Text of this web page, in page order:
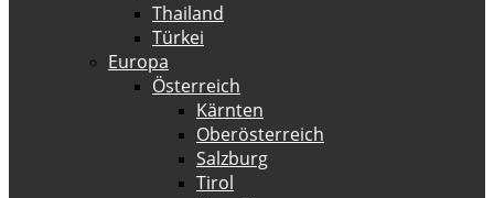
Thailand
Türkei
Europa
Österreich
Kärnten
Oberösterreich
Salzburg
Tirol